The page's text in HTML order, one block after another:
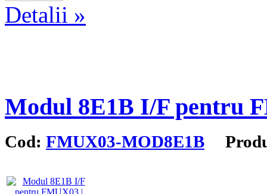
Detalii »
Modul 8E1B I/F pentru
Cod: FMUX03-MOD8E1B